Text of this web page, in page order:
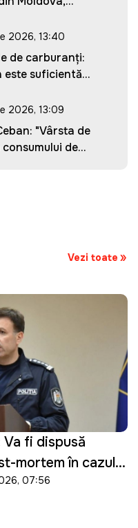
2026, 13:40
de carburanți:
este suficientă
2026, 13:09
"Vârsta de
de
Vezi toate
Va fi dispusă
mortem în cazul
07:56